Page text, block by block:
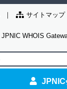
サイトマップ
JPNIC WHOIS
JPNIC